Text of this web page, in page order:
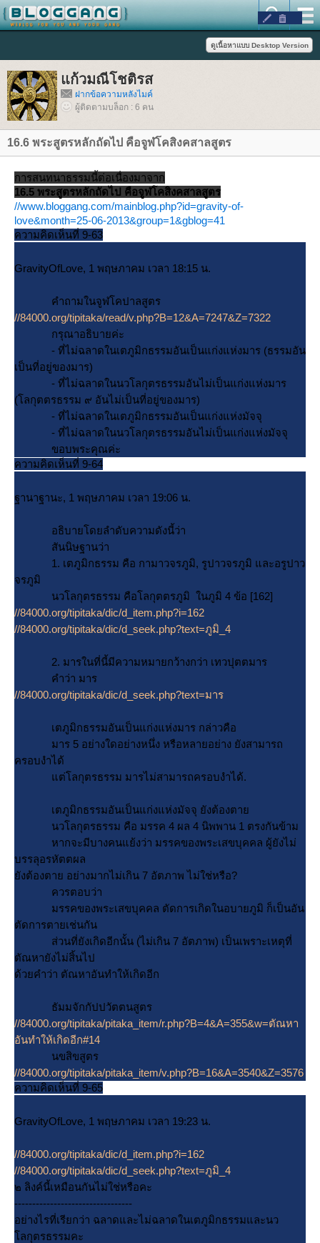
ก้วมณีโชติรส
ฝากข้อความหลังไมค์
ผู้ติดตามบล็อก : 6 คน
16.6 พระสูตรหลักถัดไป คือจูฬโคสิงคสาลสูตร
การสนทนาธรรมนี้ต่อเนื่องมาจาก
16.5 พระสูตรหลักถัดไป คือจูฬโคสิงคสาลสูตร
//www.bloggang.com/mainblog.php?id=gravity-of-
love&month=25-06-2013&group=1&gblog=41
ความคิดเห็นที่ 9-63
GravityOfLove, 1 พฤษภาคม เวลา 18:15 น.
คำถามในจูฬโคปาลสูตร
//84000.org/tipitaka/read/v.php?B=12&A=7247&Z=7322
กรุณาอธิบายค่ะ
- ที่ไม่ฉลาดในเตภูมิกธรรมอันเป็นแก่งแห่งมาร (ธรรมอัน
เป็นที่อยู่ของมาร)
- ที่ไม่ฉลาดในนวโลกุตรธรรมอันไม่เป็นแก่งแห่งมาร
(โลกุตตรธรรม ๙ อันไม่เป็นที่อยู่ของมาร)
- ที่ไม่ฉลาดในเตภูมิกธรรมอันเป็นแก่งแห่งมัจจุ
- ที่ไม่ฉลาดในนวโลกุตรธรรมอันไม่เป็นแก่งแห่งมัจจุ
ขอบพระคุณค่ะ
ความคิดเห็นที่ 9-64
ฐานาฐานะ, 1 พฤษภาคม เวลา 19:06 น.
อธิบายโดยลำดับความดังนี้ว่า
สันนิษฐานว่า
1. เตภูมิกธรรม คือ กามาวจรภูมิ, รูปาวจรภูมิ และอรูปาว
จรภูมิ
นวโลกุตรธรรม คือโลกุตตรภูมิ ในภูมิ 4 ข้อ [162]
//84000.org/tipitaka/dic/d_item.php?i=162
//84000.org/tipitaka/dic/d_seek.php?text=ภูมิ_4
2. มารในที่นี้มีความหมายกว้างกว่า เทวปุตตมาร
คำว่า มาร
//84000.org/tipitaka/dic/d_seek.php?text=มาร
เตภูมิกธรรมอันเป็นแก่งแห่งมาร กล่าวคือ
มาร 5 อย่างใดอย่างหนึ่ง หรือหลายอย่าง ยังสามารถ
ครอบงำได้
ต่โลกุตรธรรม มารไม่สามารถครอบงำได้.
เตภูมิกธรรมอันเป็นแก่งแห่งมัจจุ ยังต้องตา
นวโลกุตรธรรม คือ มรรค 4 ผล 4 นิพพาน 1 ตรงกันข้าม
หากจะมีบางคนแย้งว่า มรรคของพระเสขบุคคล ผู้ยังไม่
บรรลุอรหัตตผล
ังต้องตาย อย่างมากไม่เกิน 7 อัตภาพ ไม่ใช่หรือ?
ควรตอบว่า
มรรคของพระเสขบุคคล ตัดการเกิดในอบายภูมิ ก็เป็นอัน
ตัดการตายเช่นกัน
ส่วนที่ยังเกิดอีกนั้น (ไม่เกิน 7 อัตภาพ) เป็นเพราะเหตุที่
ตัณหายังไม่สิ้นไป
ด้วยคำว่า ตัณหาอันทำให้เกิดอีก
ธัมมจักกัปปวัตตนสูตร
//84000.org/tipitaka/pitaka_item/r.php?B=4&A=355&w=ตัณหา
อันทำให้เกิดอีก#14
นขสิขสูตร
//84000.org/tipitaka/pitaka_item/v.php?B=16&A=3540&Z=3576
ความคิดเห็นที่ 9-65
GravityOfLove, 1 พฤษภาคม เวลา 19:23 น.
//84000.org/tipitaka/dic/d_item.php?i=162
//84000.org/tipitaka/dic/d_seek.php?text=ภูมิ_4
๒ ลิงค์นี้เหมือนกันไม่ใช่หรือคะ
---------------------------------
อย่างไรที่เรียกว่า ฉลาดและไม่ฉลาดในเตภูมิกธรรมและนว
ลกุตรธรรมคะ